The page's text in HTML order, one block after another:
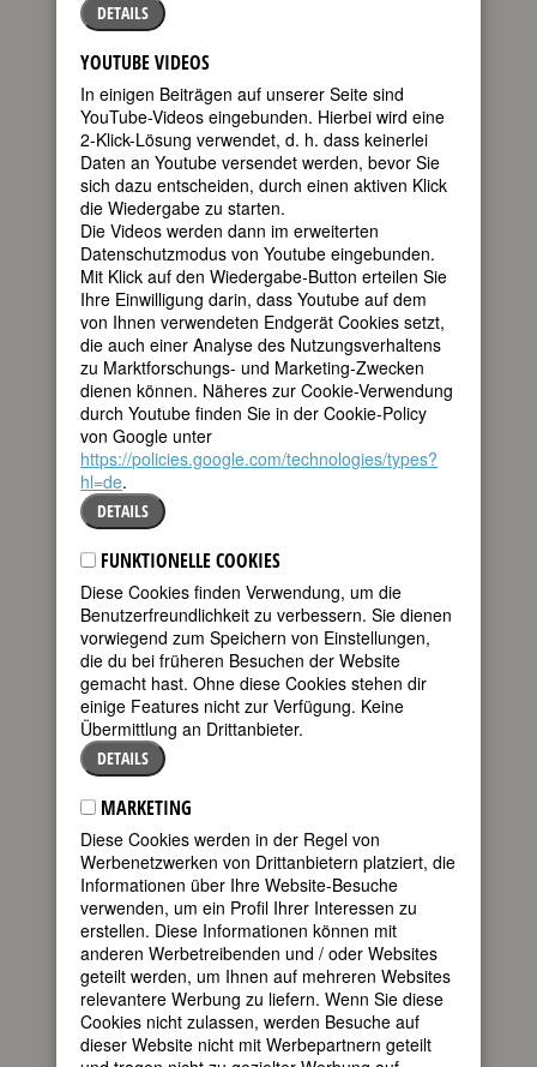
amerikanische Tänzerin,
Tanzpädagogin und Choreographin
80. Geburtstag am 16. August 2025
Biografie• Zitate•Weblinks •Literatur &
Quellen
BIOGRAFIE
teilen
tweet
mail
Die Tanzkritikerin
des New Yorker,
Joan Acocella,
bezeichnete das
45 Jahre alte
Amateurvideo als
“eines der außerordentlichsten
Tanzdokumente, das ich je gesehen
habe.” Es zeigt eine junge Frau “... die
mit fließender Grazie und zugleich
wütender, fast dämonischer Energie
tanzte. Angesichts der vertrackten
Schrittfolgen, ausgeführt in
halsbrecherischem Tempo, fragt man
sich, wie eine gewöhnliche Sterbliche
sich so bewegen konnte.” (Gewertz
2004)
Die Rede ist von Suzanne Farrell,
damals 19 Jahre alt - laut Acocella “die
einflußreichste Tänzerin, die Amerika
hervorgebracht hat.”
Farrells Mutter zog nach ihrer
Scheidung 1959 mit ihren begabten
Töchtern von Cincinnati nach New York,
um sie zur Pianistin bzw. Tänzerin
ausbilden zu lassen. Die Drei
bewohnten ein winziges Apartment, das
von dem Flügel fast vollständig
eingenommen wurde. Nachts schliefen
die Töchter in dem einzigen Bett,
tagsüber die Mutter. Farrell bekam mit
15 ein Stipendium an der Schule des
New York City Ballet (NYCB), das von
dem Exilrussen George Balanchine
DETAILS
YOUTUBE VIDEOS
In einigen Beiträgen auf unserer Seite sind
YouTube-Videos eingebunden. Hierbei wird eine
2-Klick-Lösung verwendet, d. h. dass keinerlei
Daten an Youtube versendet werden, bevor Sie
sich dazu entscheiden, durch einen aktiven Klick
die Wiedergabe zu starten.
Die Videos werden dann im erweiterten
Datenschutzmodus von Youtube eingebunden.
Mit Klick auf den Wiedergabe-Button erteilen Sie
Ihre Einwilligung darin, dass Youtube auf dem
von Ihnen verwendeten Endgerät Cookies setzt,
die auch einer Analyse des Nutzungsverhaltens
zu Marktforschungs- und Marketing-Zwecken
dienen können. Näheres zur Cookie-Verwendung
durch Youtube finden Sie in der Cookie-Policy
von Google unter
https://policies.google.com/technologies/types?
hl=de.
DETAILS
FUNKTIONELLE COOKIES
Diese Cookies finden Verwendung, um die
Benutzerfreundlichkeit zu verbessern. Sie dienen
vorwiegend zum Speichern von Einstellungen,
die du bei früheren Besuchen der Website
gemacht hast. Ohne diese Cookies stehen dir
einige Features nicht zur Verfügung. Keine
Übermittlung an Drittanbieter.
DETAILS
MARKETING
Diese Cookies werden in der Regel von
Werbenetzwerken von Drittanbietern platziert, die
Informationen über Ihre Website-Besuche
verwenden, um ein Profil Ihrer Interessen zu
erstellen. Diese Informationen können mit
anderen Werbetreibenden und / oder Websites
geteilt werden, um Ihnen auf mehreren Websites
relevantere Werbung zu liefern. Wenn Sie diese
Cookies nicht zulassen, werden Besuche auf
dieser Website nicht mit Werbepartnern geteilt